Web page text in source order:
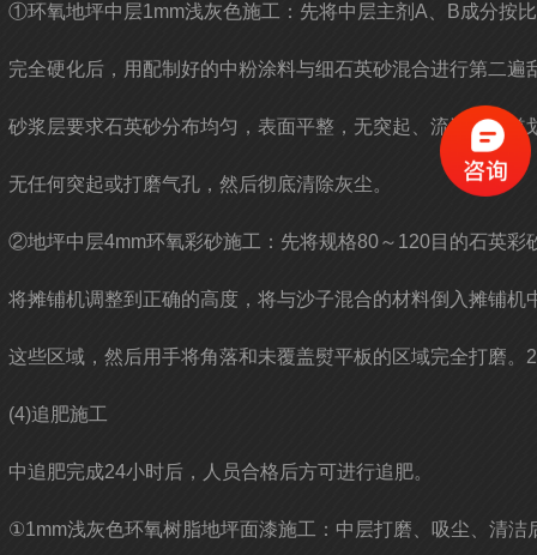
①环氧地坪中层1mm浅灰色施工：先将中层主剂A、B成分按
完全硬化后，用配制好的中粉涂料与细石英砂混合进行第二
砂浆层要求石英砂分布均匀，表面平整，无突起、流淌，每
无任何突起或打磨气孔，然后彻底清除灰尘。
②地坪中层4mm环氧彩砂施工：先将规格80～120目的石英彩
将摊铺机调整到正确的高度，将与沙子混合的材料倒入摊铺
这些区域，然后用手将角落和未覆盖熨平板的区域完全打磨。
(4)追肥施工
中追肥完成24小时后，人员合格后方可进行追肥。
①1mm浅灰色环氧树脂地坪面漆施工：中层打磨、吸尘、清